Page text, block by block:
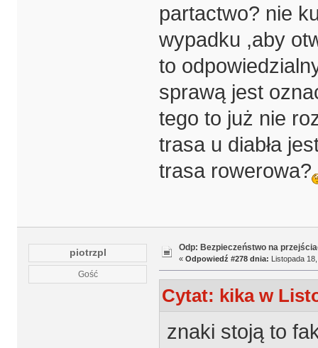
partactwo? nie
wypadku ,aby
to
sprawą jest
tego to już nie
trasa u diabła
trasa rowerowa?
piotrzpl
Gość
Odp: Bezpieczeństwo na
« Odpowiedź #278 dnia: Listopada
Cytat: kika w
znaki stoją to